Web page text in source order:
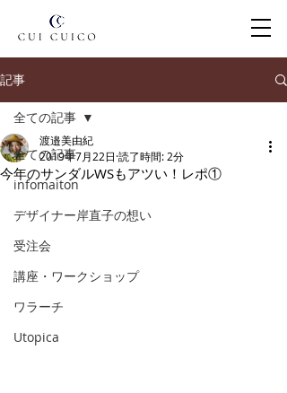
記事
全ての記事
infomaiton
デザイナー岸直子の想い
受注会
講座・ワークショップ
ワラーチ
Utopica
全ての記事
今年のサンダルWSもアツい！レポ①
渡邉美由紀
2019年7月22日 読了時間: 2分